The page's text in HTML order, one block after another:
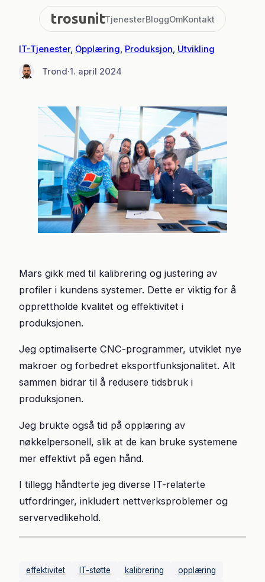
IT-Tjenester, Opplæring, Produksjon, Utvikling
Trond·1. april 2024
Mars gikk med til kalibrering og justering av
profiler i kundens systemer. Dette er viktig for å
opprettholde kvalitet og effektivitet i
produksjonen.
Jeg optimaliserte CNC-programmer, utviklet nye
makroer og forbedret eksportfunksjonalitet. Alt
sammen bidrar til å redusere tidsbruk i
produksjonen.
Jeg brukte også tid på opplæring av
nøkkelpersonell, slik at de kan bruke systemene
mer effektivt på egen hånd.
I tillegg håndterte jeg diverse IT-relaterte
utfordringer, inkludert nettverksproblemer og
servervedlikehold.
effektivitet IT-støtte kalibrering
opplæring
trosunitTjenesterBloggOmKontakt